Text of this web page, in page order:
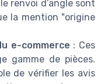
renvoi d’angle sont
la mention "origine
e-commerce : Ces
gamme de pièces.
de vérifier les avis